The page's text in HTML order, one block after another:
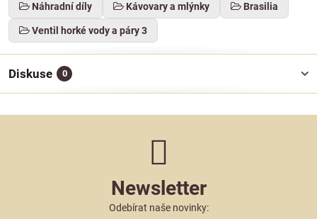
Náhradní díly Kávovary a mlýnky Brasilia
Ventil horké vody a páry 3
Diskuse 0
Newsletter
Odebírat naše novinky: